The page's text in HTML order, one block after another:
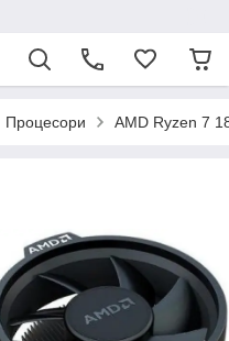
Процесори AMD Ryzen 7